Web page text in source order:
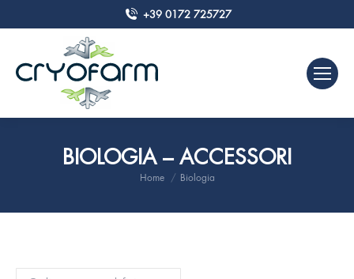
+39 0172 725727
BIOLOGIA – ACCESSORI
Tu sei qui:
Home Biologia